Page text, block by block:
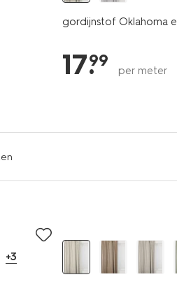
gordijnstof Oklahoma
17.
99
per meter
+3